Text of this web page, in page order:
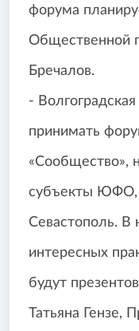
форума
Общественной
Бречалов.
-
принимать
«Сообщество»,
субъекты ЮФО,
Севастополь. В
интересных
будут
Татьяна Гензе,